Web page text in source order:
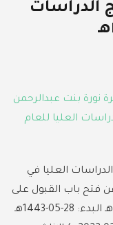
الدراسات
العليا في
فتح باب القبول على
برامج الدراسات العليا للعام الجامعي ١٤٤٤هـ البدء: 28-05-1443هـ